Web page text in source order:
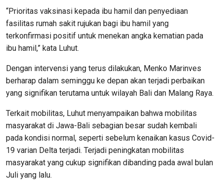
“Prioritas vaksinasi kepada ibu hamil dan penyediaan
fasilitas rumah sakit rujukan bagi ibu hamil yang
terkonfirmasi positif untuk menekan angka kematian pada
ibu hamil,” kata Luhut.
Dengan intervensi yang terus dilakukan, Menko Marinves
berharap dalam seminggu ke depan akan terjadi perbaikan
yang signifikan terutama untuk wilayah Bali dan Malang Raya.
Terkait mobilitas, Luhut menyampaikan bahwa mobilitas
masyarakat di Jawa-Bali sebagian besar sudah kembali
pada kondisi normal, seperti sebelum kenaikan kasus Covid-
19 varian Delta terjadi. Terjadi peningkatan mobilitas
masyarakat yang cukup signifikan dibanding pada awal bulan
Juli yang lalu.